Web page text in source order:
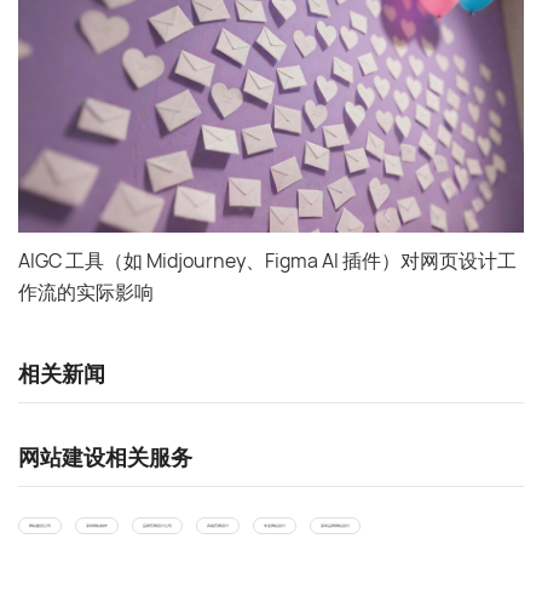
AIGC 工具（如 Midjourney、Figma AI 插件）对网页设计工
作流的实际影响
相关新闻
网站建设相关服务
网站建设公司 深圳网站制作 品牌官网设计公司 高端官网设计 专业网站设计 深圳品牌网站设计